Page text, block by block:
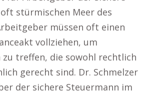
stürmischen Meer des
müssen oft einen
vollziehen, um
zu treffen, die sowohl rechtlich
gerecht sind. Dr. Schmelzer
der sichere Steuermann im